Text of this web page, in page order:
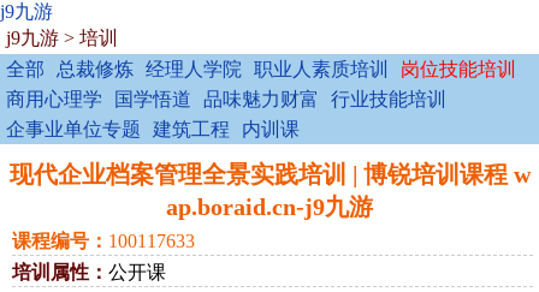
j9九游
j9九游 > 培训
全部
总裁修炼 经理人学院 职业人素质培训
岗位技能培训
商用心理学
国学悟道 品味魅力财富
行业技能培训
企事业单位专题
建筑工程 内训课
现代企业档案管理全景实践培训 | 博锐培训课程 w
ap.boraid.cn-j9九游
课程编号： 100117633
培训属性： 公开课